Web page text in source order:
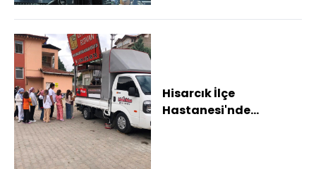
Hisarcık İlçe
Hastanesi'nde